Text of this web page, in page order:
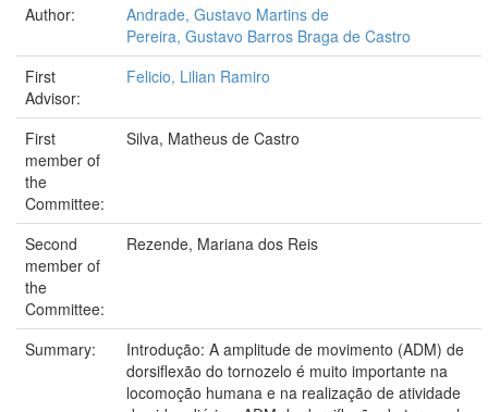
Author:
Andrade, Gustavo Martins de
Pereira, Gustavo Barros Braga de Castro
First
Advisor:
Felicio, Lilian Ramiro
First
member of
the
Committee:
Silva, Matheus de Castro
Second
member of
the
Committee:
Rezende, Mariana dos Reis
Summary:
Introdução: A amplitude de movimento (ADM) de
dorsiflexão do tornozelo é muito importante na
locomoção humana e na realização de atividade